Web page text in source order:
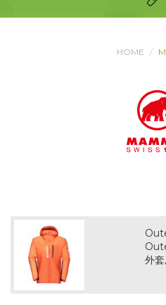
HOME
外